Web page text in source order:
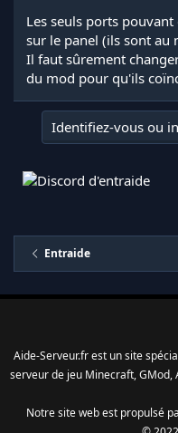
Les seuls ports
sur le panel (ils sont au
Il faut sûrement
du mod pour qu'ils
Identifiez-vous ou
Entraide
Aide-Serveur.fr est un site
serveur de jeu Minecraft, GMod,
Notre site web est propulsé